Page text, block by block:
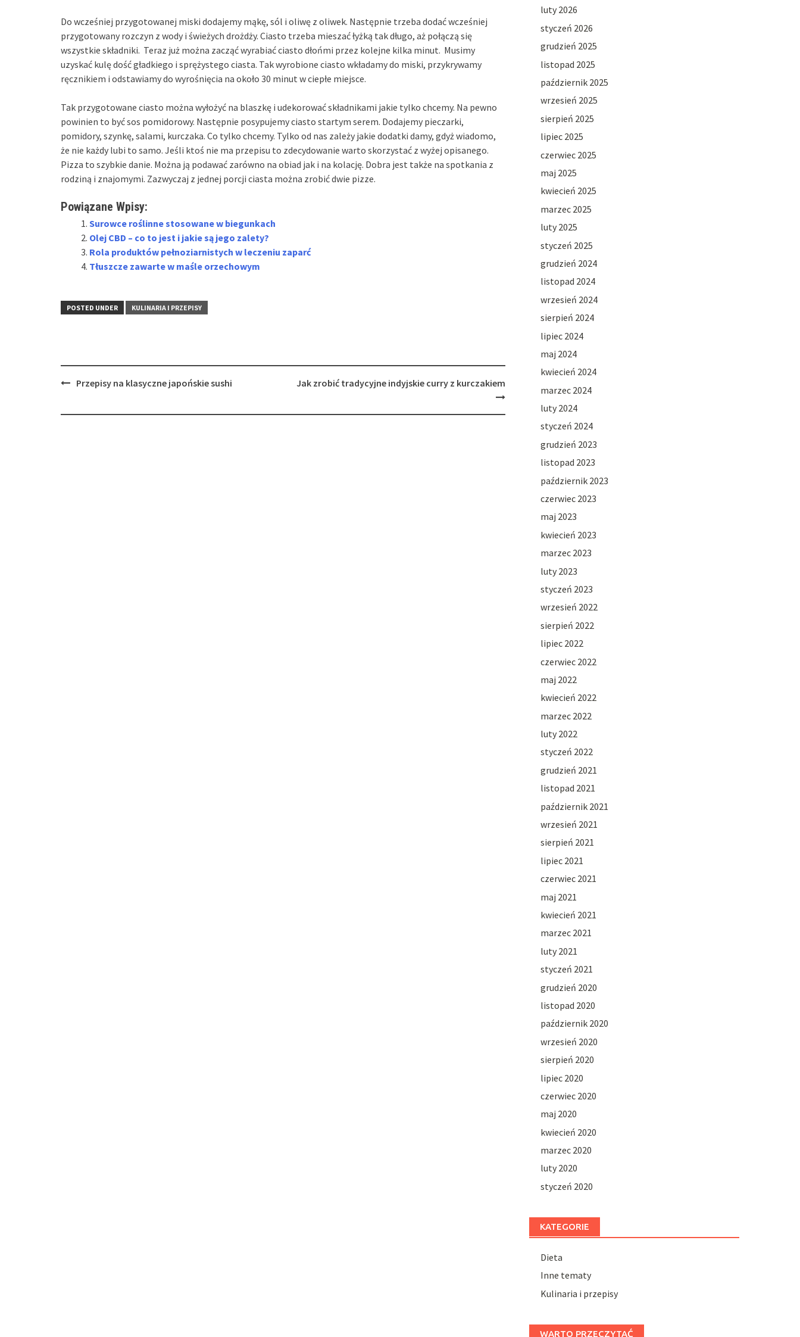
Do wcześniej przygotowanej miski dodajemy mąkę, sól i oliwę z oliwek. Następnie trzeba dodać wcześniej
przygotowany rozczyn z wody i świeżych drożdży. Ciasto trzeba mieszać łyżką tak długo, aż połączą się
wszystkie składniki. Teraz już można zacząć wyrabiać ciasto dłońmi przez kolejne kilka minut. Musimy
uzyskać kulę dość gładkiego i sprężystego ciasta. Tak wyrobione ciasto wkładamy do miski, przykrywamy
ręcznikiem i odstawiamy do wyrośnięcia na około 30 minut w ciepłe miejsce.
Tak przygotowane ciasto można wyłożyć na blaszkę i udekorować składnikami jakie tylko chcemy. Na pewno
powinien to być sos pomidorowy. Następnie posypujemy ciasto startym serem. Dodajemy pieczarki,
pomidory, szynkę, salami, kurczaka. Co tylko chcemy. Tylko od nas zależy jakie dodatki damy, gdyż wiadomo,
że nie każdy lubi to samo. Jeśli ktoś nie ma przepisu to zdecydowanie warto skorzystać z wyżej opisanego.
Pizza to szybkie danie. Można ją podawać zarówno na obiad jak i na kolację. Dobra jest także na spotkania z
rodziną i znajomymi. Zazwyczaj z jednej porcji ciasta można zrobić dwie pizze.
Powiązane Wpisy:
Surowce roślinne stosowane w biegunkach
Olej CBD – co to jest i jakie są jego zalety?
Rola produktów pełnoziarnistych w leczeniu zaparć
Tłuszcze zawarte w maśle orzechowym
POSTED UNDER KULINARIA I PRZEPISY
PostPrzepisy na klasyczne japońskie sushi Jak zrobić tradycyjne indyjskie curry z kurczakiem
luty 2026
styczeń 2026
grudzień 2025
listopad 2025
październik 2025
wrzesień 2025
sierpień 2025
lipiec 2025
czerwiec 2025
maj 2025
kwiecień 2025
marzec 2025
luty 2025
styczeń 2025
grudzień 2024
listopad 2024
wrzesień 2024
sierpień 2024
lipiec 2024
maj 2024
kwiecień 2024
marzec 2024
luty 2024
styczeń 2024
grudzień 2023
listopad 2023
październik 2023
czerwiec 2023
maj 2023
kwiecień 2023
marzec 2023
luty 2023
styczeń 2023
wrzesień 2022
sierpień 2022
lipiec 2022
czerwiec 2022
maj 2022
kwiecień 2022
marzec 2022
luty 2022
styczeń 2022
grudzień 2021
listopad 2021
październik 2021
wrzesień 2021
sierpień 2021
lipiec 2021
czerwiec 2021
maj 2021
kwiecień 2021
marzec 2021
luty 2021
styczeń 2021
grudzień 2020
listopad 2020
październik 2020
wrzesień 2020
sierpień 2020
lipiec 2020
czerwiec 2020
maj 2020
kwiecień 2020
marzec 2020
luty 2020
styczeń 2020
KATEGORIE
Dieta
Inne tematy
Kulinaria i przepisy
WARTO PRZECZYTAĆ